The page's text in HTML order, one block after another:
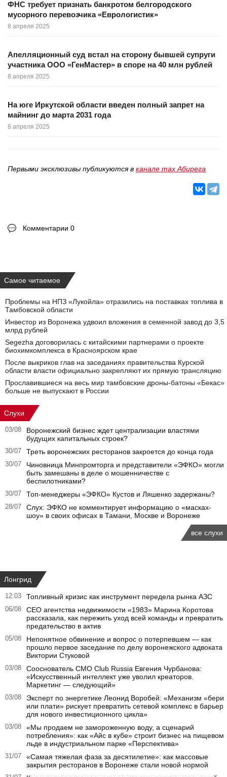
ФНС требует признать банкротом белгородского
мусорного перевозчика «Еврологистик»
8 апреля 2025
Апелляционный суд встал на сторону бывшей супруги
участника ООО «ГенМастер» в споре на 40 млн рублей
8 апреля 2025
На юге Иркутской области введен полный запрет на
майнинг до марта 2031 года
8 апреля 2025
Первыми эксклюзивы публикуются в канале max Абирега
Комментарии 0
Самое читаемое
Проблемы на НПЗ «Лукойла» отразились на поставках топлива в
Тамбовской области
Инвестор из Воронежа удвоил вложения в семенной завод до 3,5
млрд рублей
Segezha договорилась с китайскими партнерами о проекте
биохимкомплекса в Красноярском крае
После выкриков глав на заседаниях правительства Курской
области власти официально закрепляют их прямую трансляцию
Прославившиеся на весь мир тамбовские дроны-батоны «Бекас»
больше не выпускают в России
Слухи
03/08
Воронежский бизнес ждет централизации властями
будущих капитальных строек?
30/07 Треть воронежских ресторанов закроется до конца года
30/07
Чиновница Минпромторга и представители «ЭФКО» могли
быть замешаны в деле о мошенничестве с
беспилотниками?
30/07 Топ-менеджеры «ЭФКО» Кустов и Ляшенко задержаны?
28/07
Слух: ЭФКО не комментирует информацию о «масках-
шоу» в своих офисах в Тамани, Москве и Воронеже
все слухи
Лонгрид
12:03 Топливный кризис как инструмент передела рынка АЗС
06/08
CEO агентства недвижимости «1983» Марина Коротова
рассказала, как пережить уход всей команды и превратить
предательство в актив
05/08
Непонятное обвинение и вопрос о потерпевшем — как
прошло первое заседание по делу воронежского адвоката
Виктории Стуковой
03/08
Сооснователь CMO Club Russia Евгения Чурбанова:
«Искусственный интеллект уже уволил креаторов.
Маркетинг — следующий»
03/08
Эксперт по энергетике Леонид Воробей: «Механизм «бери
или плати» рискует превратить сетевой комплекс в барьер
для нового инвестиционного цикла»
03/08
«Мы продаем не замороженную воду, а сценарий
потребления»: как «Айс в кубе» строит бизнес на пищевом
льде в индустриальном парке «Перспектива»
31/07
«Самая тяжелая фаза за десятилетие»: как массовые
закрытия ресторанов в Воронеже стали новой нормой